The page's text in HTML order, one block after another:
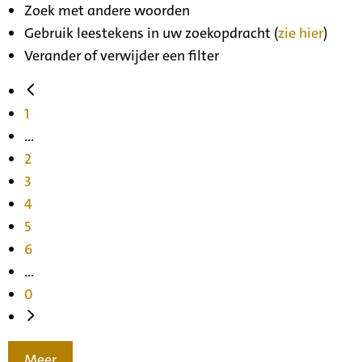
Zoek met andere woorden
Gebruik leestekens in uw zoekopdracht (zie hier)
Verander of verwijder een filter
1
...
2
3
4
5
6
...
0